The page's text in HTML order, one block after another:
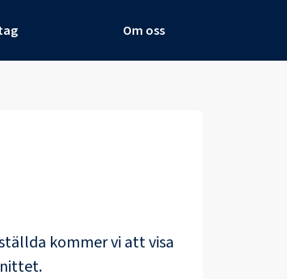
Om oss
kommer vi att visa